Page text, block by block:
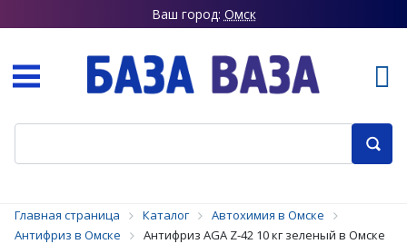
Ваш город: Омск
Главная страница Каталог
Автохимия в Омске
Антифриз в Омске
Антифриз AGA Z-42 10 кг зеленый в Омске